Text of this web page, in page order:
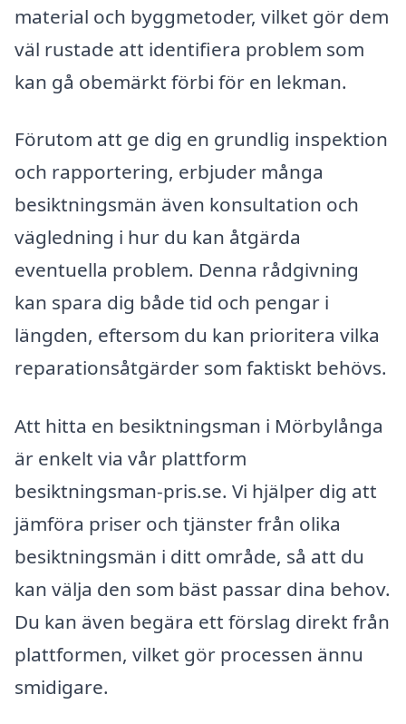
material och byggmetoder, vilket gör dem
väl rustade att identifiera problem som
kan gå obemärkt förbi för en lekman.
Förutom att ge dig en grundlig inspektion
och rapportering, erbjuder många
besiktningsmän även konsultation och
vägledning i hur du kan åtgärda
eventuella problem. Denna rådgivning
kan spara dig både tid och pengar i
längden, eftersom du kan prioritera vilka
reparationsåtgärder som faktiskt behövs.
Att hitta en besiktningsman i Mörbylånga
är enkelt via vår plattform
besiktningsman-pris.se. Vi hjälper dig att
jämföra priser och tjänster från olika
besiktningsmän i ditt område, så att du
kan välja den som bäst passar dina behov.
Du kan även begära ett förslag direkt från
plattformen, vilket gör processen ännu
smidigare.